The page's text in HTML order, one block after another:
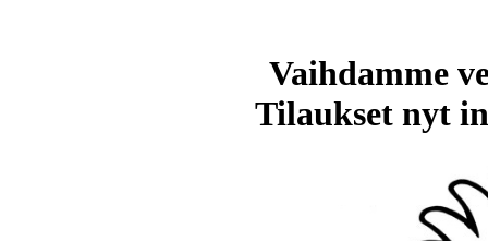
Vaihdamme
Tilaukset nyt